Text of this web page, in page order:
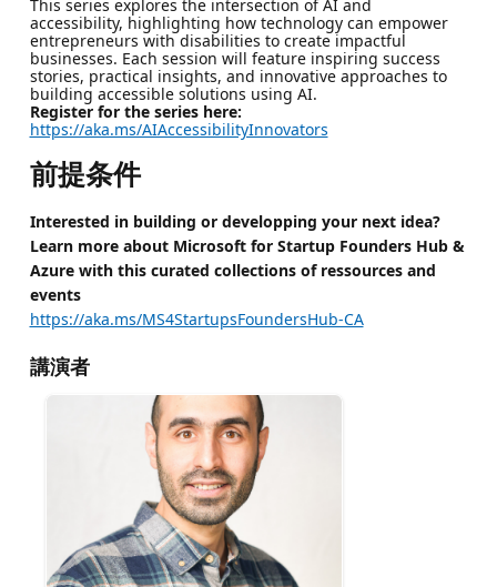
This series explores the intersection of AI and
accessibility, highlighting how technology can empower
entrepreneurs with disabilities to create impactful
businesses. Each session will feature inspiring success
stories, practical insights, and innovative approaches to
building accessible solutions using AI.
Register for the series here:
https://aka.ms/AIAccessibilityInnovators
前提条件
Interested in building or developping your next idea?
Learn more about Microsoft for Startup Founders Hub &
Azure with this curated collections of ressources and
events
https://aka.ms/MS4StartupsFoundersHub-CA
講演者